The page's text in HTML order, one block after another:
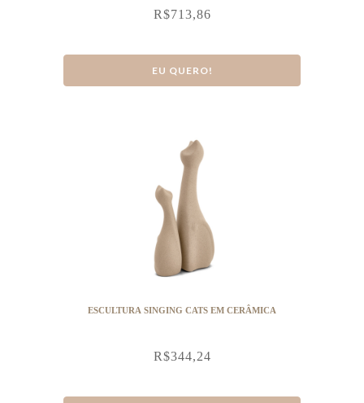
R$713,86
EU QUERO!
ESCULTURA SINGING CATS EM CERÂMICA
R$344,24